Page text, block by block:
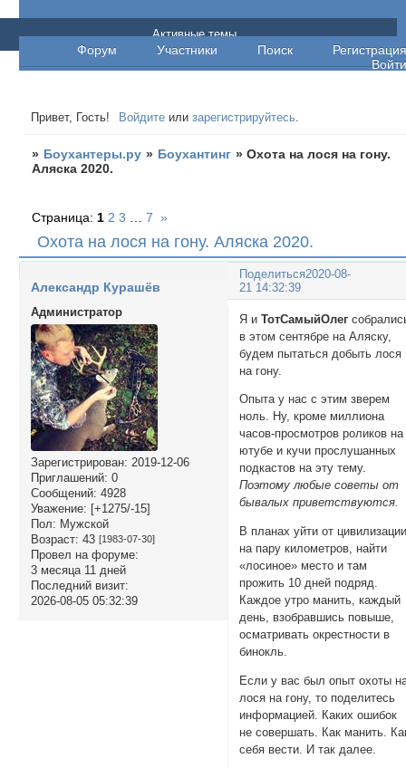
Боухантеры.ру
Форум Участники Поиск
Регистрация
Войти
Активные темы
Привет, Гость! Войдите илизарегистрируйтесь.
» Боухантеры.ру » Боухантинг »Охота на лося на гону.
Аляска 2020.
Охота на лося на гону. Аляска 2020.
Страница: 1 2 3 7 »
Поделиться2020-08-
21 14:32:39
Александр Курашёв
Администратор
Зарегистрирован: 2019-12-06
Приглашений: 0
Сообщений: 4928
Уважение: [+1275/-15]
Пол: Мужской
Возраст: 43 [1983-07-30]
Провел на форуме:
3 месяца 11 дней
Последний визит:
2026-08-05 05:32:39
Я иТотСамыйОлег
в этом сентябре на Аляску,
будем пытаться добыть лося
на гону.
Опыта у нас с этим зверем
ноль. Ну, кроме миллиона
часов-просмотров роликов на
ютубе и кучи прослушанных
подкастов на эту тему.
Поэтому любые советы от
бывалых приветствуются.
В планах уйти от
на пару километров, найти
«лосиное» место и там
прожить 10 дней подряд.
Каждое утро манить, каждый
день, взобравшись повыше,
осматривать окрестности в
бинокль.
Если у вас был опыт охоты
лося на гону, то поделитесь
информацией. Каких ошибок
не совершать. Как манить.
себя вести. И так далее.